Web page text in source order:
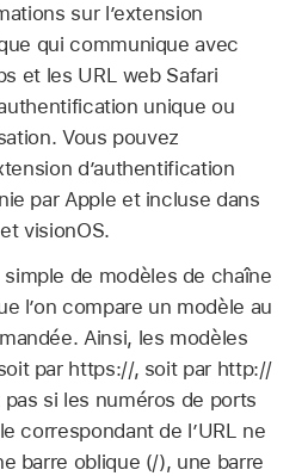
sur l’extension
qui communique avec
et les URL web Safari
unique ou
Vous pouvez
d’authentification
par Apple et incluse dans
visionOS.
de modèles de chaîne
l’on compare un modèle au
Ainsi, les modèles
par https://, soit par http://
si les numéros de ports
correspondant de l’URL ne
barre oblique (/), une barre